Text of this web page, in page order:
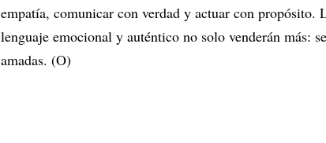
empatía, comunicar con verdad y actuar con propósito.
lenguaje emocional y auténtico no solo venderán más:
amadas. (O)